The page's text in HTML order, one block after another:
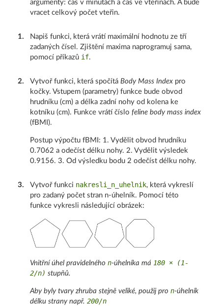
argumenty: čas v minutách a čas ve vteřinách. A bude
vracet celkový počet vteřin.
1.
Napiš funkci, která vrátí maximální hodnotu ze tří
zadaných čísel. Zjištění maxima naprogramuj sama,
pomocí příkazů if.
2. Vytvoř funkci, která spočítáBody Mass Index pro
kočky. Vstupem (parametry) funkce bude obvod
hrudníku (cm) a délka zadní nohy od kolena ke
kotníku (cm). Funkce vrátí číslofeline body mass index
(fBMI).
Postup výpočtu fBMI: 1. Vydělit obvod hrudníku
0.7062 a odečíst délku nohy. 2. Vydělit výsledek
0.9156. 3. Od výsledku bodu 2 odečíst délku nohy.
3. Vytvoř funkci nakresli_n_uhelnik, která vykreslí
pro zadaný počet stran n-úhelník. Pomocí této
funkce vykresli následující obrázek:
Vnitřní úhel pravidelnéhon-úhelníka má 180 × (1-
2/n) stupňů.
Aby byly tvary zhruba stejně veliké, použij pron-úhelník
délku strany např.200/n